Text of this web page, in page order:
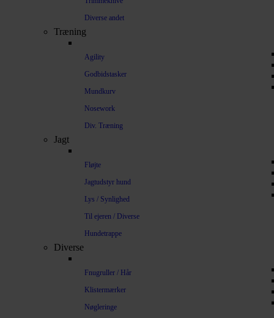
Diverse andet
Træning
Agility
Godbidstasker
Mundkurv
Nosework
Div. Træning
Jagt
Fløjte
Jagtudstyr hund
Lys / Synlighed
Til ejeren / Diverse
Hundetrappe
Diverse
Fnugruller / Hår
Klistermærker
Nøgleringe